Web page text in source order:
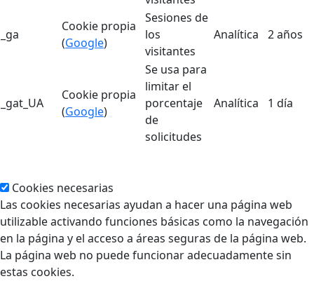
_ga
Cookie propia
(Google)
Sesiones de
los
visitantes
Analítica 2 años
_gat_UA
Cookie propia
(Google)
Se usa para
limitar el
porcentaje
de
solicitudes
Analítica 1 día
Cookies necesarias
Las cookies necesarias ayudan a hacer una página web
utilizable activando funciones básicas como la navegación
en la página y el acceso a áreas seguras de la página web.
La página web no puede funcionar adecuadamente sin
estas cookies.